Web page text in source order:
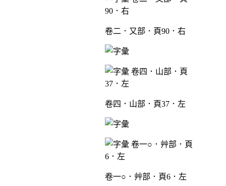
卷二．又部．頁90．右
卷四．山部．頁37．左
卷一○．艸部．頁6．左